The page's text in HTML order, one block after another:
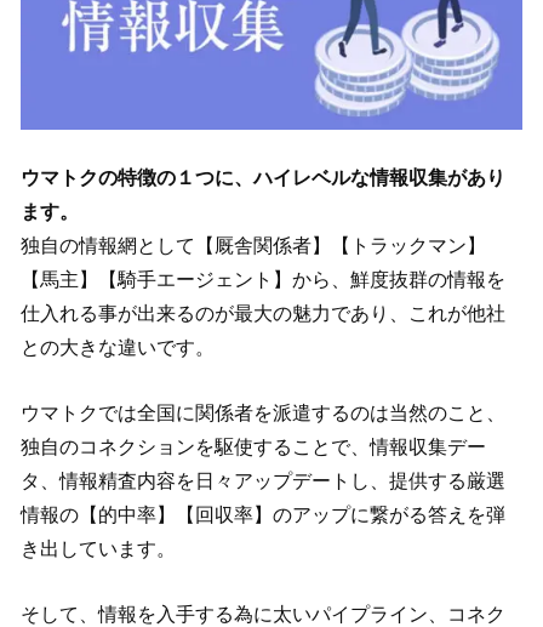
ウマトクの特徴の１つに、ハイレベルな情報収集があり
ます。
独自の情報網として【厩舎関係者】【トラックマン】
【馬主】【騎手エージェント】から、鮮度抜群の情報を
仕入れる事が出来るのが最大の魅力であり、これが他社
との大きな違いです。
ウマトクでは全国に関係者を派遣するのは当然のこと、
独自のコネクションを駆使することで、情報収集デー
タ、情報精査内容を日々アップデートし、提供する厳選
情報の【的中率】【回収率】のアップに繋がる答えを弾
き出しています。
そして、情報を入手する為に太いパイプライン、コネク